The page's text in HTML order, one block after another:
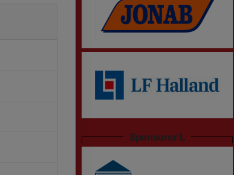
Sponsorer L